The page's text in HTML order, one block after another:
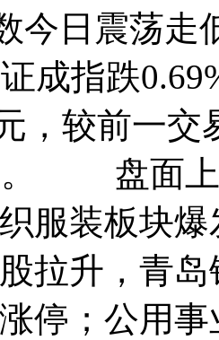
今日震荡走
成指跌
，较前一
。 盘面上
服装板块
拉升，青
停；公用